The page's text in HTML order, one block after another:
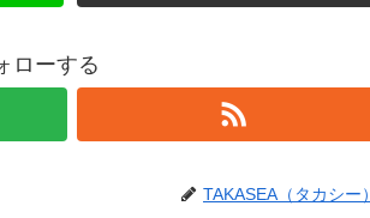
ローする
TAKASEA（タカシー）